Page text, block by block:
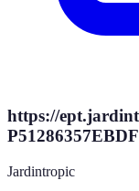
https://
Jardintropic